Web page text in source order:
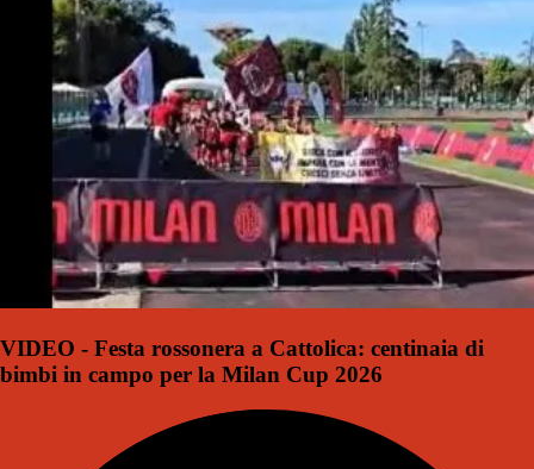
VIDEO - Festa rossonera a Cattolica: centinaia di
bimbi in campo per la Milan Cup 2026